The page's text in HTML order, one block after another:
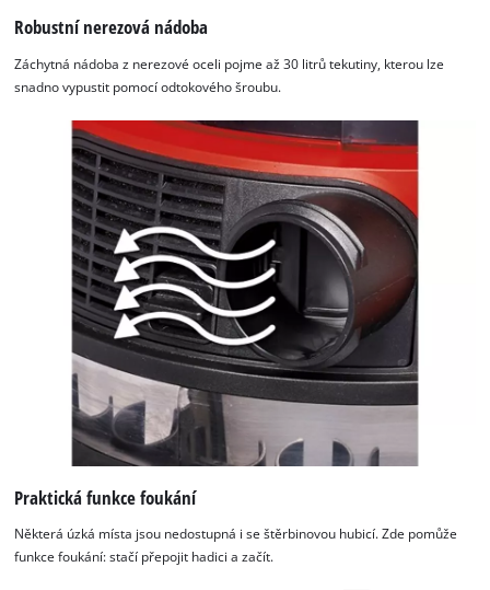
Robustní nerezová nádoba
Záchytná nádoba z nerezové oceli pojme až 30 litrů tekutiny, kterou lze
snadno vypustit pomocí odtokového šroubu.
Praktická funkce foukání
Některá úzká místa jsou nedostupná i se štěrbinovou hubicí. Zde pomůže
funkce foukání: stačí přepojit hadici a začít.